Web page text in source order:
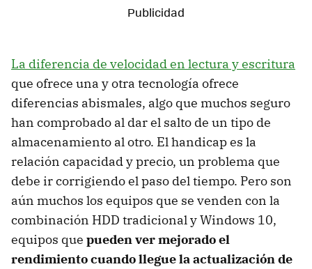
La diferencia de velocidad en lectura y escritura
que ofrece una y otra tecnología ofrece
diferencias abismales, algo que muchos seguro
han comprobado al dar el salto de un tipo de
almacenamiento al otro. El handicap es la
relación capacidad y precio, un problema que
debe ir corrigiendo el paso del tiempo. Pero son
aún muchos los equipos que se venden con la
combinación HDD tradicional y Windows 10,
equipos que pueden ver mejorado el
rendimiento cuando llegue la actualización de